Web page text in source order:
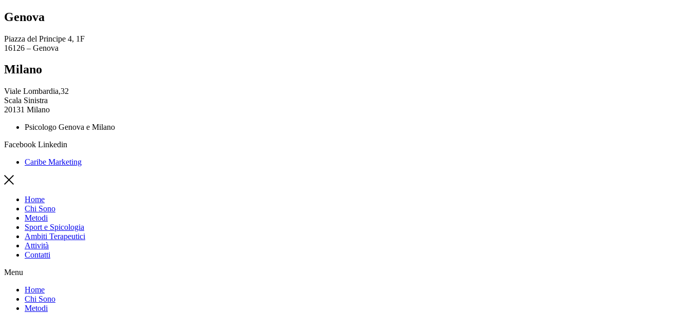
Genova
Piazza del Principe 4, 1F
16126 – Genova
Milano
Viale Lombardia,32
Scala Sinistra
20131 Milano
Psicologo Genova e Milano
Facebook Linkedin
Caribe Marketing
Home
Chi Sono
Metodi
Sport e Spicologia
Ambiti Terapeutici
Attività
Contatti
Menu
Home
Chi Sono
Metodi